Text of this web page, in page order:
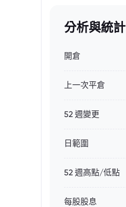
分析與統計
開倉
上一次平倉
52 週變更
日範圍
52 週高點/低點
每股股息